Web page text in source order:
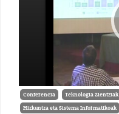
Conferencia Teknologia Zientziak
Hizkuntza eta Sistema Informatikoak